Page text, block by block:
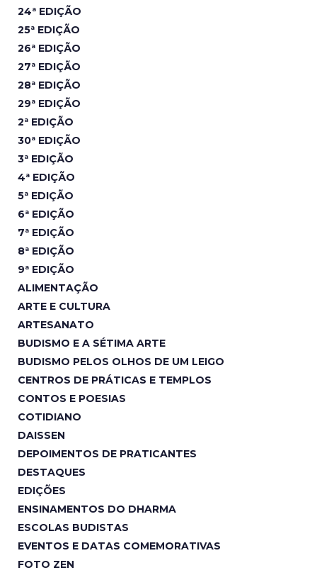
24ª EDIÇÃO
25ª EDIÇÃO
26ª EDIÇÃO
27ª EDIÇÃO
28ª EDIÇÃO
29ª EDIÇÃO
2ª EDIÇÃO
30ª EDIÇÃO
3ª EDIÇÃO
4ª EDIÇÃO
5ª EDIÇÃO
6ª EDIÇÃO
7ª EDIÇÃO
8ª EDIÇÃO
9ª EDIÇÃO
ALIMENTAÇÃO
ARTE E CULTURA
ARTESANATO
BUDISMO E A SÉTIMA ARTE
BUDISMO PELOS OLHOS DE UM LEIGO
CENTROS DE PRÁTICAS E TEMPLOS
CONTOS E POESIAS
COTIDIANO
DAISSEN
DEPOIMENTOS DE PRATICANTES
DESTAQUES
EDIÇÕES
ENSINAMENTOS DO DHARMA
ESCOLAS BUDISTAS
EVENTOS E DATAS COMEMORATIVAS
FOTO ZEN